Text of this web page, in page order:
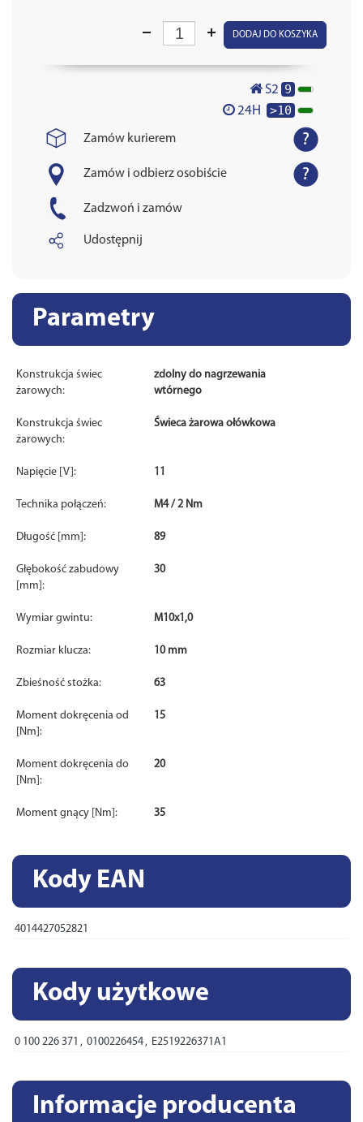
DODAJ DO KOSZYKA
S2 9
24H >10
Zamów kurierem
Zamów i odbierz osobiście
Zadzwoń i zamów
Udostępnij
Parametry
Konstrukcja świec
żarowych:
zdolny do nagrzewania
wtórnego
Konstrukcja świec
żarowych:
Świeca żarowa ołówkowa
Napięcie [V]: 11
Technika połączeń: M4 / 2 Nm
Długość [mm]: 89
Głębokość zabudowy
[mm]:
30
Wymiar gwintu: M10x1,0
Rozmiar klucza: 10 mm
Zbieśność stożka: 63
Moment dokręcenia od
[Nm]:
15
Moment dokręcenia do
[Nm]:
20
Moment gnący [Nm]: 35
Kody EAN
4014427052821
Kody użytkowe
0 100 226 371 , 0100226454, E2519226371A1
Informacje producenta